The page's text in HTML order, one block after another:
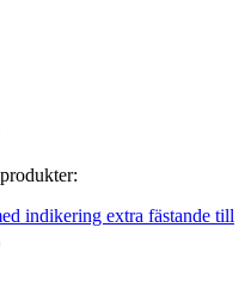
:
indikering extra fästande till